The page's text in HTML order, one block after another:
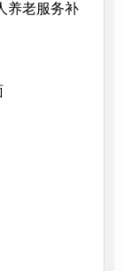
养老服务补